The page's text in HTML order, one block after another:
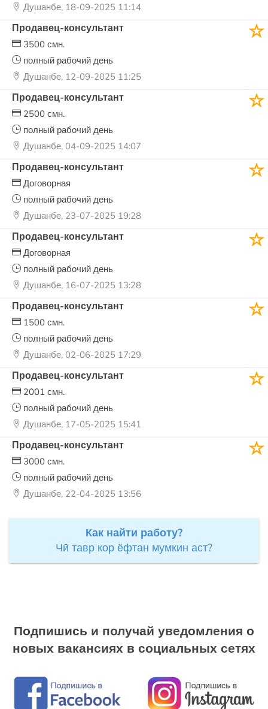
Душанбе, 18-09-2025 11:14
Продавец-консультант
3500 смн.
полный рабочий день
Душанбе, 12-09-2025 11:25
Продавец-консультант
2500 смн.
полный рабочий день
Душанбе, 04-09-2025 14:07
Продавец-консультант
Договорная
полный рабочий день
Душанбе, 23-07-2025 19:28
Продавец-консультант
Договорная
полный рабочий день
Душанбе, 16-07-2025 13:28
Продавец-консультант
1500 смн.
полный рабочий день
Душанбе, 02-06-2025 17:29
Продавец-консультант
2001 смн.
полный рабочий день
Душанбе, 17-05-2025 15:41
Продавец-консультант
3000 смн.
полный рабочий день
Душанбе, 22-04-2025 13:56
Как найти работу?
Чӣ тавр кор ёфтан мумкин аст?
Подпишись и получай уведомления о
новых вакансиях в социальных сетях